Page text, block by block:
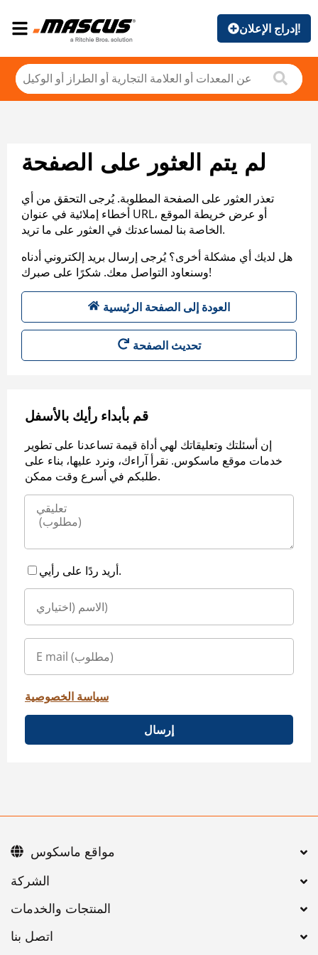
إدراج الإعلان!
لم يتم العثور على الصفحة
تعذر العثور على الصفحة المطلوبة. يُرجى التحقق من أي
أخطاء إملائية في عنوان URL، أو عرض خريطة الموقع
الخاصة بنا لمساعدتك في العثور على ما تريد.
هل لديك أي مشكلة أخرى؟ يُرجى إرسال بريد إلكتروني أدناه
وسنعاود التواصل معك. شكرًا على صبرك!
العودة إلى الصفحة الرئيسية
تحديث الصفحة
قم بأبداء رأيك بالأسفل
إن أسئلتك وتعليقاتك لهي أداة قيمة تساعدنا على تطوير
خدمات موقع ماسكوس. نقرأ آراءك، ونرد عليها، بناء على
طلبكم في أسرع وقت ممكن.
أريد ردًا على رأيي.
سياسة الخصوصية
إرسال
اتصل بنا
مواقع ماسكوس